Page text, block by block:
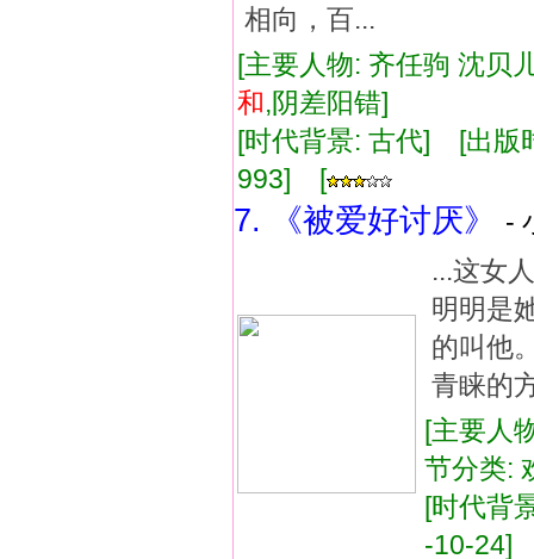
相向，百...
[主要人物: 齐任驹 沈
和,阴差阳错]
[时代背景: 古代] [出
993] [
7. 《被爱好讨厌》
-
...这女
明明是
的叫他
青睐的
[主要人
节分类:
[时代背
-10-24]